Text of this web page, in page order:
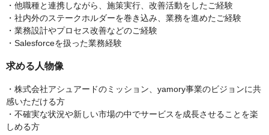
・他職種と連携しながら、施策実行、改善活動をしたご経験
・社内外のステークホルダーを巻き込み、業務を進めたご経験
・業務設計やプロセス改善などのご経験
・Salesforceを扱った業務経験
求める人物像
・株式会社アシュアードのミッション、yamory事業のビジョンに共
感いただける方
・不確実な状況や新しい市場の中でサービスを成長させることを楽
しめる方